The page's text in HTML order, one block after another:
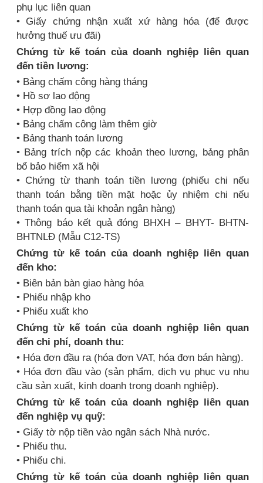
phụ lục liên quan
• Giấy chứng nhận xuất xứ hàng hóa (để được
hưởng thuế ưu đãi)
Chứng từ kế toán của doanh nghiệp liên quan
đến tiền lương:
• Bảng chấm công hàng tháng
• Hồ sơ lao động
• Hợp đồng lao động
• Bảng chấm công làm thêm giờ
• Bảng thanh toán lương
• Bảng trích nộp các khoản theo lương, bảng phân
bổ bảo hiểm xã hội
• Chứng từ thanh toán tiền lương (phiếu chi nếu
thanh toán bằng tiền mặt hoặc ủy nhiệm chi nếu
thanh toán qua tài khoản ngân hàng)
• Thông báo kết quả đóng BHXH – BHYT- BHTN-
BHTNLĐ (Mẫu C12-TS)
Chứng từ kế toán của doanh nghiệp liên quan
đến kho:
• Biên bản bàn giao hàng hóa
• Phiếu nhập kho
• Phiếu xuất kho
Chứng từ kế toán của doanh nghiệp liên quan
đến chi phí, doanh thu:
• Hóa đơn đầu ra (hóa đơn VAT, hóa đơn bán hàng).
• Hóa đơn đầu vào (sản phẩm, dịch vụ phục vụ nhu
cầu sản xuất, kinh doanh trong doanh nghiệp).
Chứng từ kế toán của doanh nghiệp liên quan
đến nghiệp vụ quỹ:
• Giấy tờ nộp tiền vào ngân sách Nhà nước.
• Phiếu thu.
• Phiếu chi.
Chứng từ kế toán của doanh nghiệp liên quan